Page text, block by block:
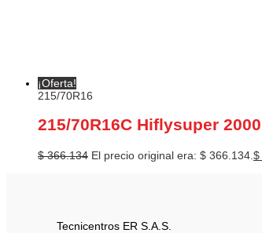
¡Oferta!
215/70R16
215/70R16C Hiflysuper 2000
$366.134 El precio original era: $ 366.134. $
Tecnicentros ER S.A.S.